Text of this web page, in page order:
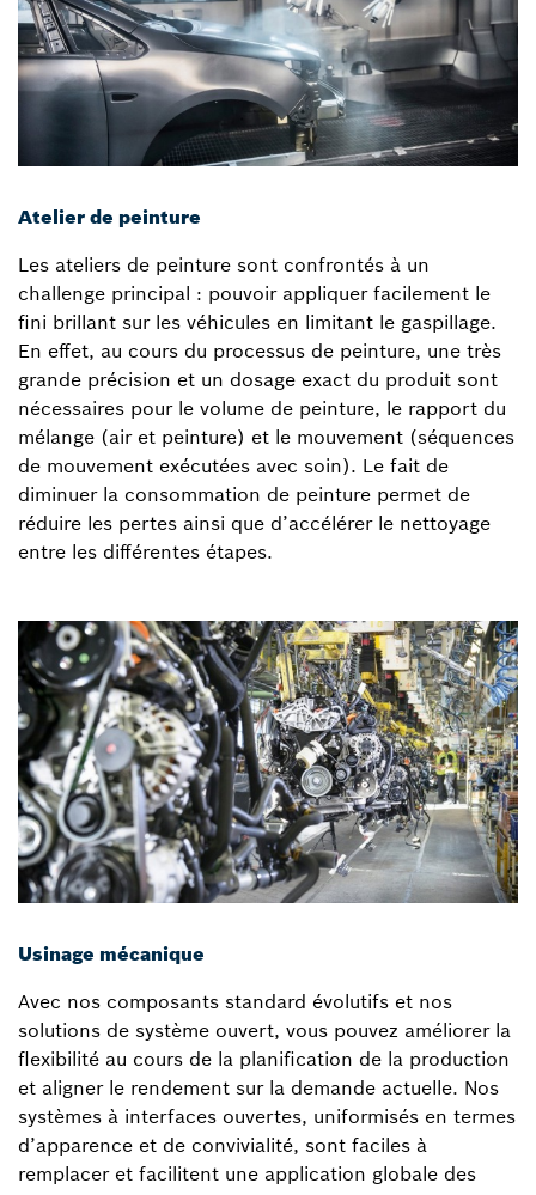
Atelier de peinture
Les ateliers de peinture sont confrontés à un
challenge principal : pouvoir appliquer facilement le
fini brillant sur les véhicules en limitant le gaspillage.
En effet, au cours du processus de peinture, une très
grande précision et un dosage exact du produit sont
nécessaires pour le volume de peinture, le rapport du
mélange (air et peinture) et le mouvement (séquences
de mouvement exécutées avec soin). Le fait de
diminuer la consommation de peinture permet de
réduire les pertes ainsi que d’accélérer le nettoyage
entre les différentes étapes.
Usinage mécanique
Avec nos composants standard évolutifs et nos
solutions de système ouvert, vous pouvez améliorer la
flexibilité au cours de la planification de la production
et aligner le rendement sur la demande actuelle. Nos
systèmes à interfaces ouvertes, uniformisés en termes
d’apparence et de convivialité, sont faciles à
remplacer et facilitent une application globale des